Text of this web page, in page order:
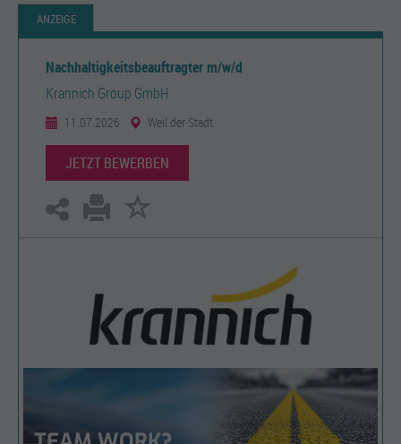
ANZEIGE
Nachhaltigkeitsbeauftragter m/w/d
Krannich Group GmbH
11.07.2026 Weil der Stadt
JETZT BEWERBEN